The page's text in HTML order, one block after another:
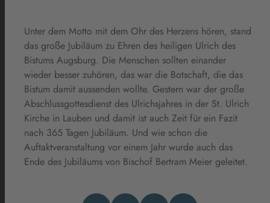
Unter dem Motto mit dem Ohr des Herzens hören, stand
das große Jubiläum zu Ehren des heiligen Ulrich des
Bistums Augsburg. Die Menschen sollten einander
wieder besser zuhören, das war die Botschaft, die das
Bistum damit aussenden wollte. Gestern war der große
Abschlussgottesdienst des Ulrichsjahres in der St. Ulrich
Kirche in Lauben und damit ist auch Zeit für ein Fazit
nach 365 Tagen Jubiläum. Und wie schon die
Auftaktveranstaltung vor einem Jahr wurde auch das
Ende des Jubiläums von Bischof Bertram Meier geleitet.